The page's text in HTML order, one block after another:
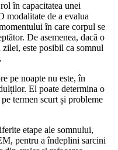
în capacitatea unei
modalitate de a evalua
în care corpul se
De asemenea, dacă o
este posibil ca somnul
pe noapte nu este, în
El poate determina o
termen scurt și probleme
etape ale somnului,
pentru a îndeplini sarcini